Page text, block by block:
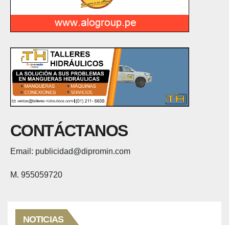
CONTÁCTANOS
Email: publicidad@dipromin.com
M. 955059720
NOTICIAS